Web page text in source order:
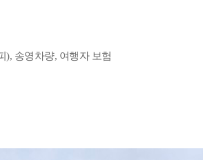
), 송영차량, 여행자 보험